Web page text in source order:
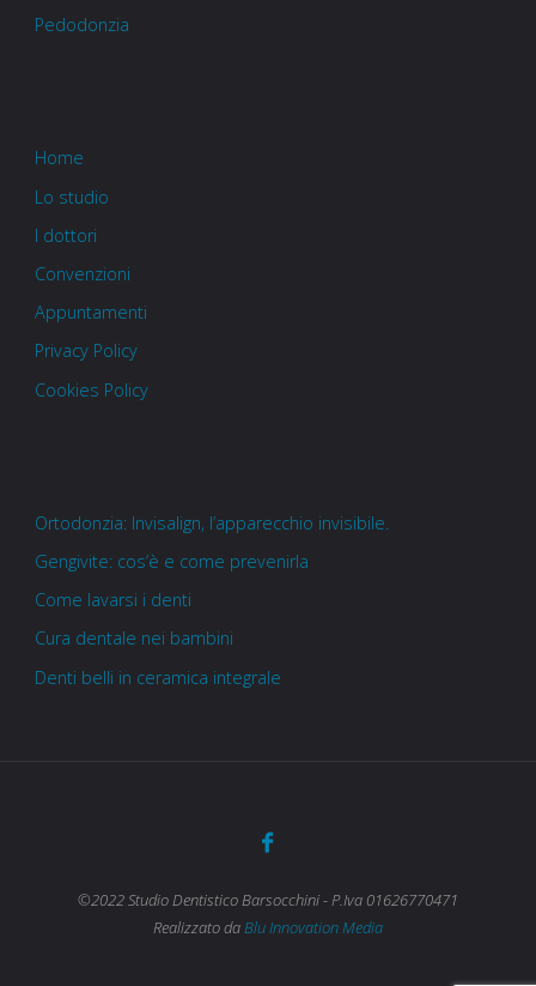
Pedodonzia
Home
Lo studio
I dottori
Convenzioni
Appuntamenti
Privacy Policy
Cookies Policy
Ortodonzia: Invisalign, l’apparecchio invisibile.
Gengivite: cos’è e come prevenirla
Come lavarsi i denti
Cura dentale nei bambini
Denti belli in ceramica integrale
©2022 Studio Dentistico Barsocchini - P.Iva 01626770471
Realizzato daBlu Innovation Media